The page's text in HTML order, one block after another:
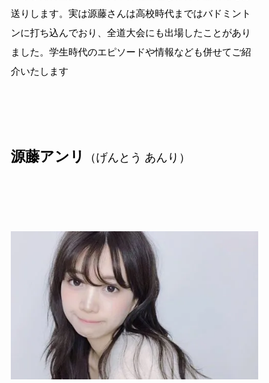
送りします。実は源藤さんは高校時代まではバドミント
ンに打ち込んでおり、全道大会にも出場したことがあり
ました。学生時代のエピソードや情報なども併せてご紹
介いたします
源藤アンリ （げんとう あんり）